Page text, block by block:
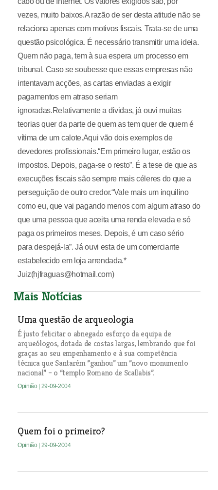
vezes, muito baixos.A razão de ser desta atitude não se
relaciona apenas com motivos fiscais. Trata-se de uma
questão psicológica. É necessário transmitir uma ideia.
Quem não paga, tem à sua espera um processo em
tribunal. Caso se soubesse que essas empresas não
intentavam acções, as cartas enviadas a exigir
pagamentos em atraso seriam
ignoradas.Relativamente a dívidas, já ouvi muitas
teorias quer da parte de quem as tem quer de quem é
vítima de um calote.Aqui vão dois exemplos de
devedores profissionais.“Em primeiro lugar, estão os
impostos. Depois, paga-se o resto”. É a tese de que as
execuções fiscais são sempre mais céleres do que a
perseguição de outro credor.“Vale mais um inquilino
como eu, que vai pagando menos com algum atraso do
que uma pessoa que aceita uma renda elevada e só
paga os primeiros meses. Depois, é um caso sério
para despejá-la”. Já ouvi esta de um comerciante
estabelecido em loja arrendada.*
Juiz(hjfraguas@hotmail.com)
Mais Notícias
Uma questão de arqueologia
É justo felicitar o abnegado esforço da equipa de
arqueólogos, dotada de costas largas, lembrando que foi
graças ao seu empenhamento e à sua competência
técnica que Santarém “ganhou” um “novo monumento
nacional” – o “templo Romano de Scallabis”.
Opinião | 29-09-2004
Quem foi o primeiro?
Opinião | 29-09-2004